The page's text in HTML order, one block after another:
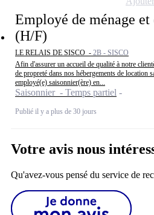
Employé de ménage et
(H/F)
LE RELAIS DE SISCO - 2B - SISCO
Afin d'assurer un accueil de qualité à notre
de propreté dans nos hébergements de location
employé(e) saisonnier(ère) en...
Saisonnier - Temps partiel
Publié il y a plus de 30 jours
Votre avis nous
Qu'avez-vous pensé du service de